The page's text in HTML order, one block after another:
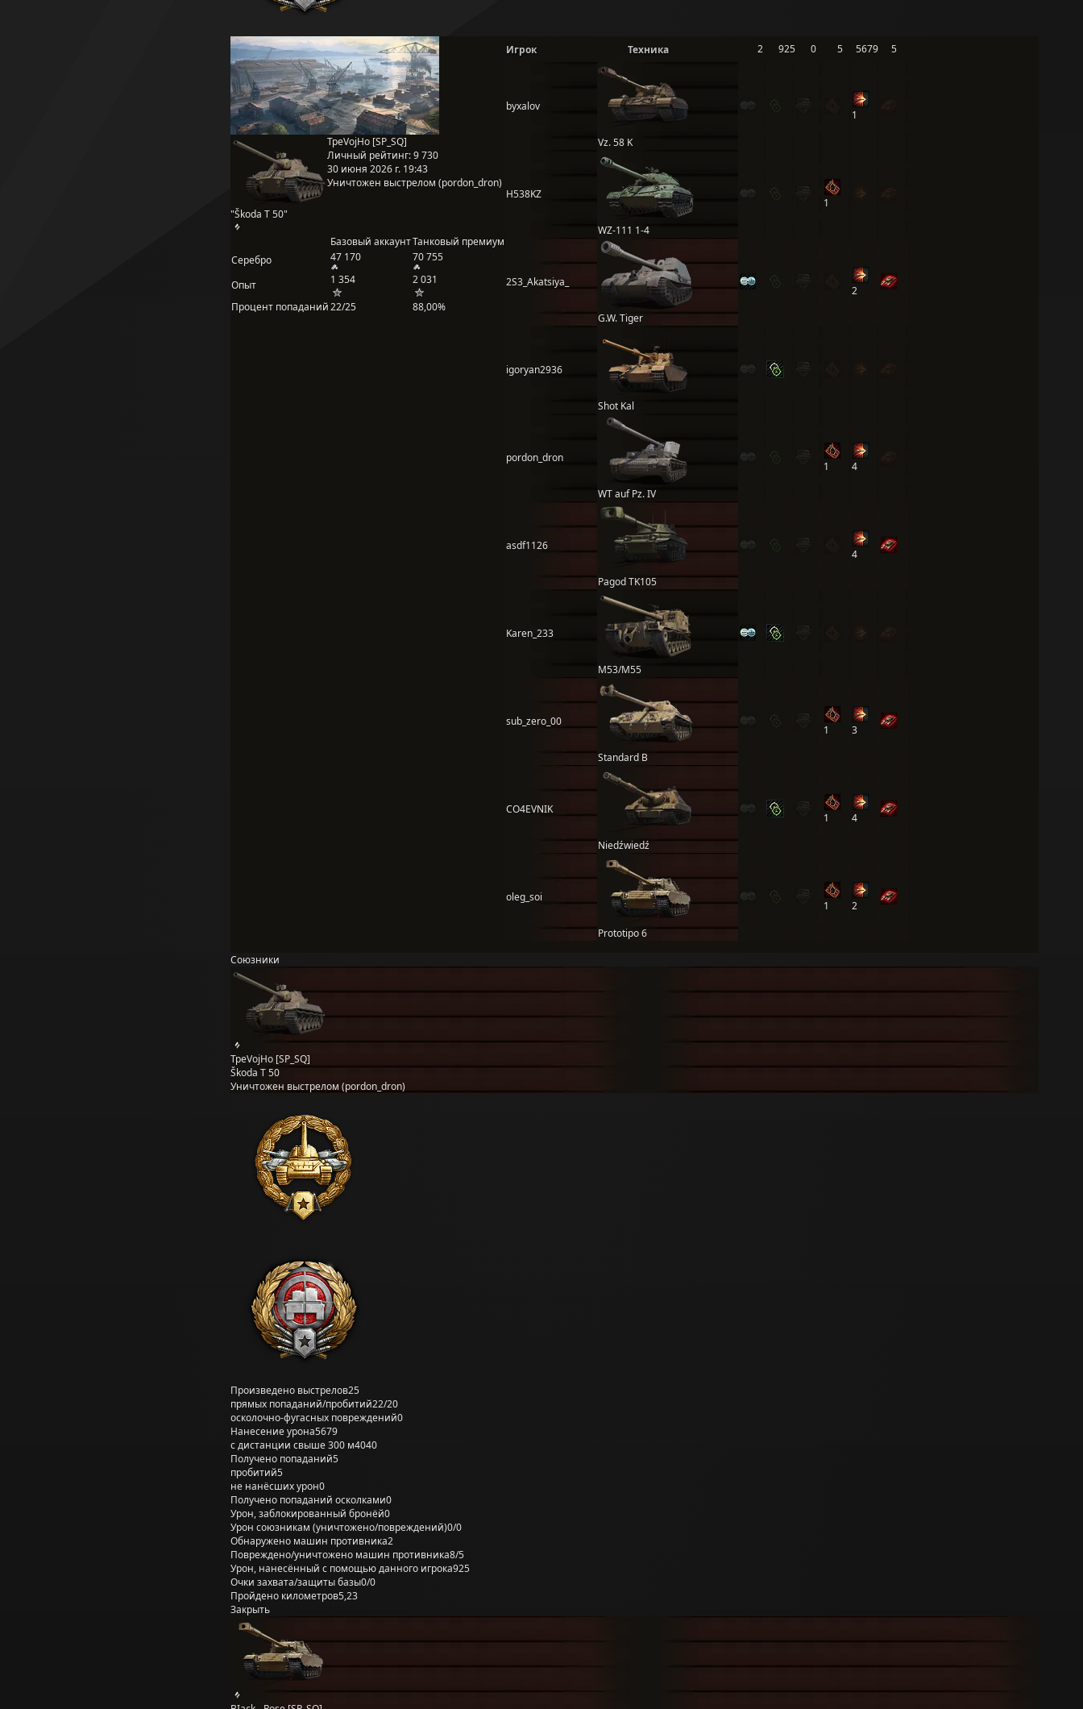
"Škoda T 50"
TpeVojHo [SP_SQ]
Личный рейтинг:9 730
30 июня 2026 г. 19:43
Уничтожен выстрелом (pordon_dron)
Базовый аккаунтТанковый премиум
Серебро
47 170 70 755
Опыт 1 354
2 031
Процент попаданий22/25 88,00%
Игрок Техника 2 925 0 5 5679 5
byxalov
Vz. 58 K
1
H538KZ
WZ-111 1-4
1
2S3_Akatsiya_
G.W. Tiger
2
igoryan2936
Shot Kal
pordon_dron
WT auf Pz. IV
1 4
asdf1126
Pagod TK105
4
Karen_233
M53/M55
sub_zero_00
Standard B
1 3
CO4EVNIK
Niedźwiedź
1 4
oleg_soi
Prototipo 6
1 2
Союзники
TpeVojHo [SP_SQ]
Škoda T 50
Уничтожен выстрелом (pordon_dron)
Произведено выстрелов25
прямых попаданий/пробитий22/20
осколочно-фугасных повреждений0
Нанесение урона5679
с дистанции свыше 300 м4040
Получено попаданий5
пробитий5
не нанёсших урон0
Получено попаданий осколками0
Урон, заблокированный бронёй0
Урон союзникам (уничтожено/повреждений)0/0
Обнаружено машин противника2
Повреждено/уничтожено машин противника8/5
Урон, нанесённый с помощью данного игрока925
Очки захвата/защиты базы0/0
Пройдено километров5,23
Закрыть